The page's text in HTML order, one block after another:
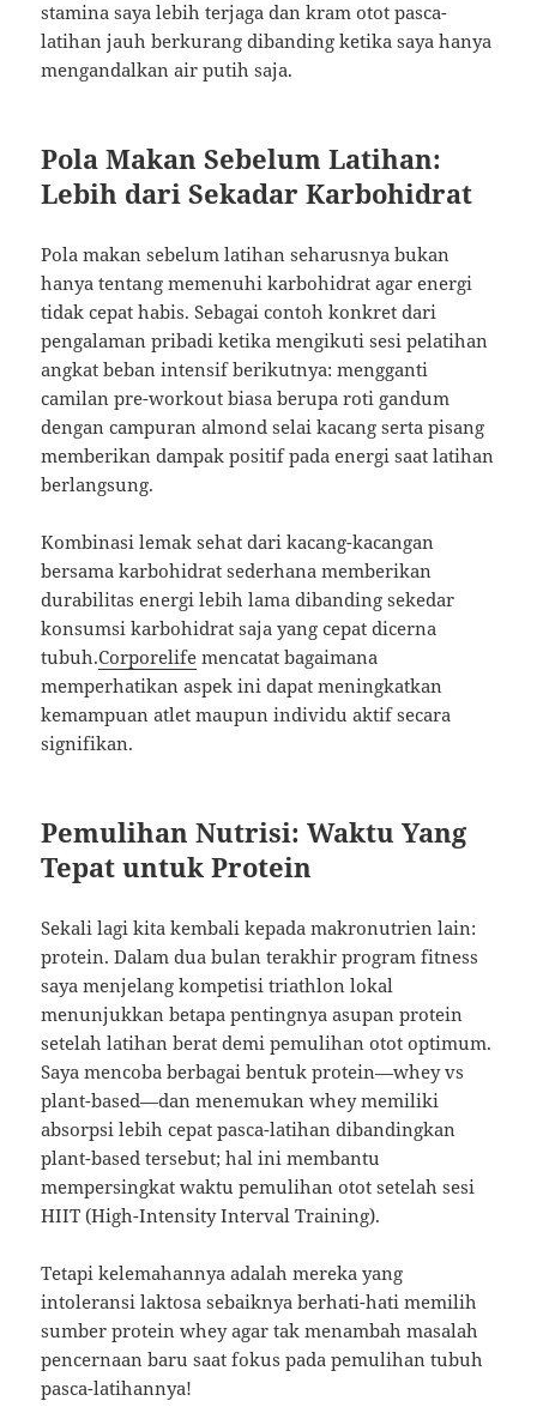
stamina saya lebih terjaga dan kram otot pasca-
latihan jauh berkurang dibanding ketika saya hanya
mengandalkan air putih saja.
Pola Makan Sebelum Latihan:
Lebih dari Sekadar Karbohidrat
Pola makan sebelum latihan seharusnya bukan
hanya tentang memenuhi karbohidrat agar energi
tidak cepat habis. Sebagai contoh konkret dari
pengalaman pribadi ketika mengikuti sesi pelatihan
angkat beban intensif berikutnya: mengganti
camilan pre-workout biasa berupa roti gandum
dengan campuran almond selai kacang serta pisang
memberikan dampak positif pada energi saat latihan
berlangsung.
Kombinasi lemak sehat dari kacang-kacangan
bersama karbohidrat sederhana memberikan
durabilitas energi lebih lama dibanding sekedar
konsumsi karbohidrat saja yang cepat dicerna
tubuh.Corporelife mencatat bagaimana
memperhatikan aspek ini dapat meningkatkan
kemampuan atlet maupun individu aktif secara
signifikan.
Pemulihan Nutrisi: Waktu Yang
Tepat untuk Protein
Sekali lagi kita kembali kepada makronutrien lain:
protein. Dalam dua bulan terakhir program fitness
saya menjelang kompetisi triathlon lokal
menunjukkan betapa pentingnya asupan protein
setelah latihan berat demi pemulihan otot optimum.
Saya mencoba berbagai bentuk protein—whey vs
plant-based—dan menemukan whey memiliki
absorpsi lebih cepat pasca-latihan dibandingkan
plant-based tersebut; hal ini membantu
mempersingkat waktu pemulihan otot setelah sesi
HIIT (High-Intensity Interval Training).
Tetapi kelemahannya adalah mereka yang
intoleransi laktosa sebaiknya berhati-hati memilih
sumber protein whey agar tak menambah masalah
pencernaan baru saat fokus pada pemulihan tubuh
pasca-latihannya!